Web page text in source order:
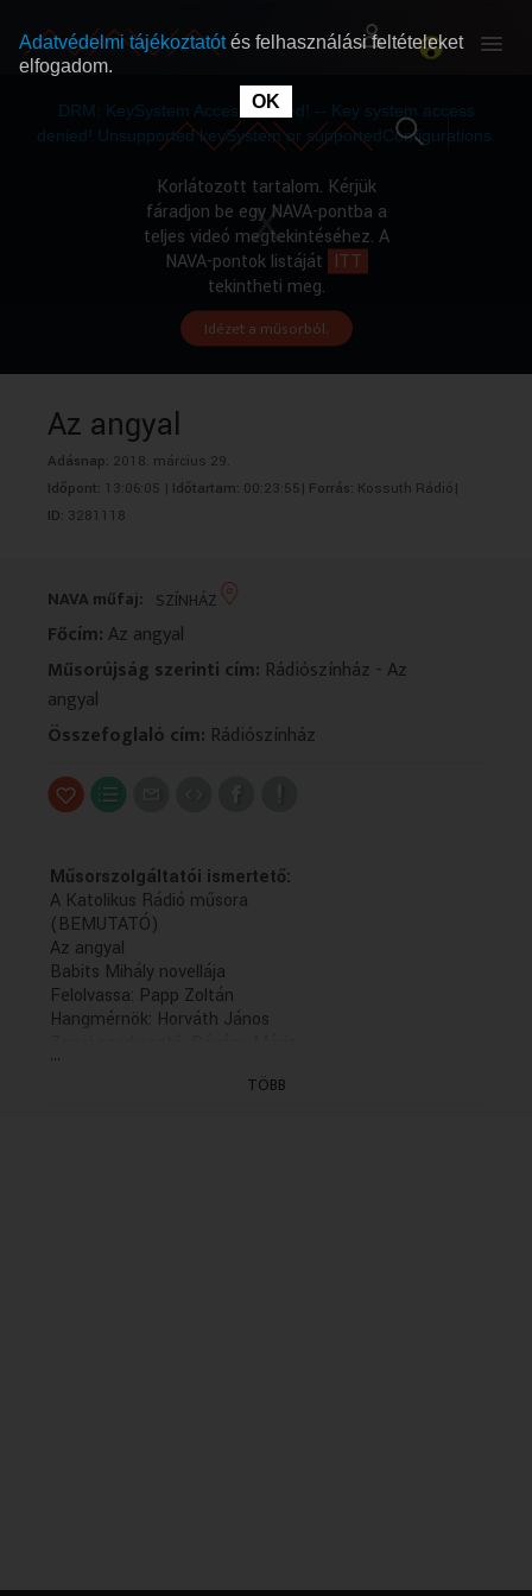
RÓLUNK
OKTATÁS
RÓLUNK
OKTATÁS
DRM: KeySystem Access Denied! -- Key system access
denied! Unsupported keySystem or supportedConfigurations.
Korlátozott tartalom. Kérjük
fáradjon be egy NAVA-pontba a
teljes videó megtekintéséhez. A
NAVA-pontok listáját ITT
tekintheti meg.
Idézet a műsorból.
Az angyal
Adásnap: 2018. március 29.
Időpont: 13:06:05 | Időtartam: 00:23:55| Forrás: Kossuth Rádió|
ID: 3281118
NAVA műfaj: SZÍNHÁZ
Főcím:Az angyal
Műsorújság szerinti cím: Rádiószínház - Az
angyal
Összefoglaló cím: Rádiószínház
Műsorszolgáltatói ismertető:
A Katolikus Rádió műsora
(BEMUTATÓ)
Az angyal
Babits Mihály novellája
Felolvassa: Papp Zoltán
Hangmérnök: Horváth János
Rendezte: E. Román Kata
...
TÖBB
Adatvédelmi tájékoztatótés felhasználási feltételeket
elfogadom.
OK